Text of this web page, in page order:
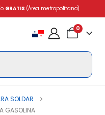
GRATIS (Área metropolitana)
0
SOLDAR
GASOLINA